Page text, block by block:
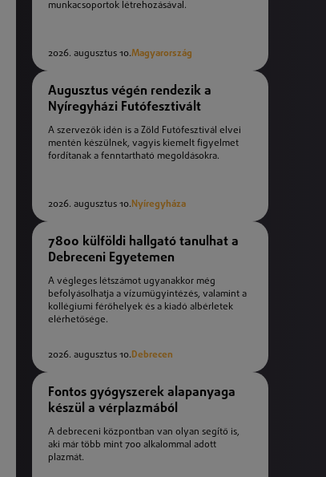
munkacsoportok létrehozásával.
2026. augusztus 10.Magyarország
Augusztus végén rendezik a
Nyíregyházi Futófesztivált
A szervezők idén is a Zöld Futófesztivál elvei
mentén készülnek, vagyis kiemelt figyelmet
fordítanak a fenntartható megoldásokra.
2026. augusztus 10. Nyíregyháza
7800 külföldi hallgató tanulhat a
Debreceni Egyetemen
A végleges létszámot ugyanakkor még
befolyásolhatja a vízumügyintézés, valamint a
kollégiumi férőhelyek és a kiadó albérletek
elérhetősége.
2026. augusztus 10.Debrecen
Fontos gyógyszerek alapanyaga
készül a vérplazmából
A debreceni központban van olyan segítő is,
aki már több mint 700 alkalommal adott
plazmát.